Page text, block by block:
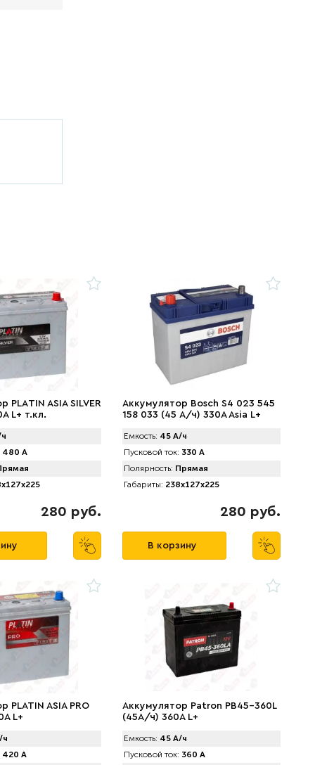
PLАTIN ASIA SILVER
L+ т.кл.
480 А
280 руб.
Аккумулятор Bosch S4 023 545
158 033 (45 А/ч) 330A Asia L+
Емкость: 45 А/ч
Пусковой ток: 330 А
Полярность: Прямая
Габариты: 238x127x225
280 руб.
В корзину
PLATIN ASIA PRO
L+
420 А
Аккумулятор Patron PB45-360L
(45А/ч) 360A L+
Емкость: 45 А/ч
Пусковой ток: 360 А